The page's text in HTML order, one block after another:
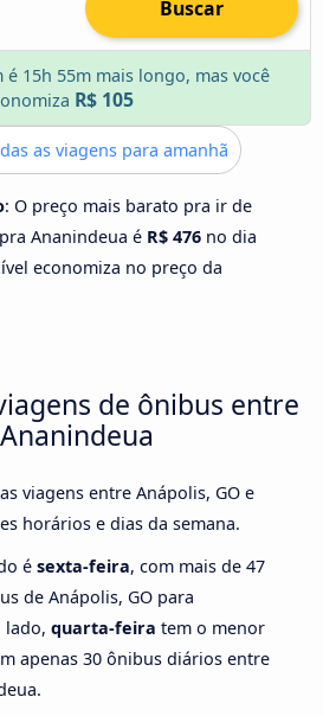
Buscar
é 15h 55m mais longo, mas você
R$ 105
as viagens para amanhã
: O preço mais barato pra ir de
Ananindeua é R$ 476 no dia
economiza no preço da
de ônibus entre
viagens entre Anápolis, GO e
horários e dias da semana.
é sexta-feira, com mais de 47
de Anápolis, GO para
lado, quarta-feira tem o menor
apenas 30 ônibus diários entre